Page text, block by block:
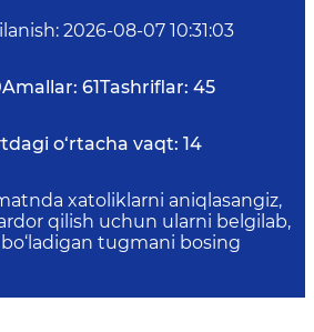
: 2026-08-07 10:31:03
Amallar: 61Tashriflar: 45
o‘rtacha vaqt: 14
xatoliklarni aniqlasangiz,
qilish uchun ularni belgilab,
tugmani bosing